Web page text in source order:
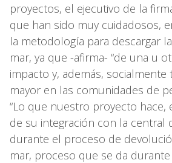
proyectos, el ejecutivo de la
que han sido muy cuidadosos,
la metodología para descargar
mar, ya que -afirma- “de una u
impacto y, además,
mayor en las comunidades de
“Lo que nuestro proyecto hace,
de su integración con la central
durante el proceso de
mar, proceso que se da